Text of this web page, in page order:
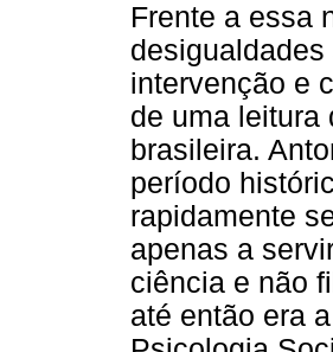
Frente a essa
intervenção e
de uma leitura
brasileira.
período
rapidamente
apenas a
ciência e não
até então era